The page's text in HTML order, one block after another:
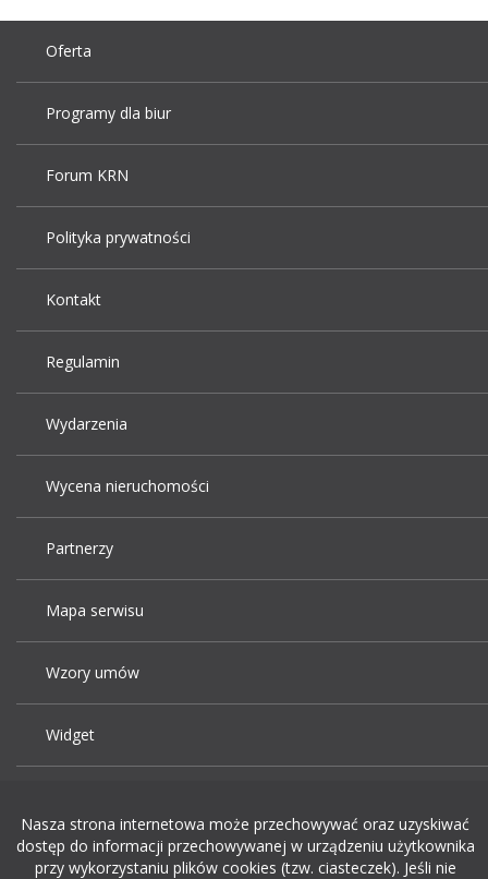
Oferta
Programy dla biur
Forum KRN
Polityka prywatności
Kontakt
Regulamin
Wydarzenia
Wycena nieruchomości
Partnerzy
Mapa serwisu
Wzory umów
Widget
Dodaj ogłoszenie o pracę
Nasza strona internetowa może przechowywać oraz uzyskiwać
dostęp do informacji przechowywanej w urządzeniu użytkownika
przy wykorzystaniu plików cookies (tzw. ciasteczek). Jeśli nie